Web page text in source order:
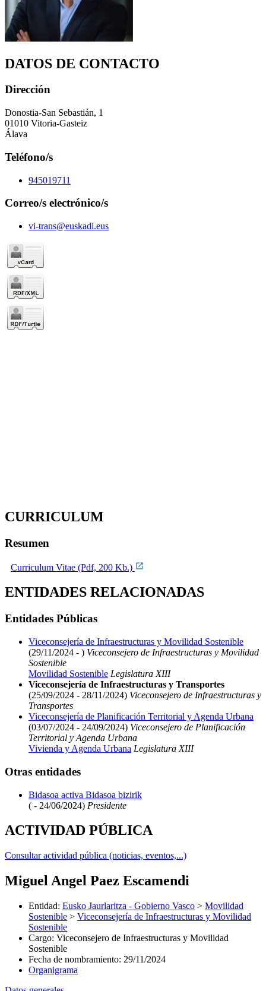
DATOS DE CONTACTO
Dirección
Donostia-San Sebastián, 1
01010 Vitoria-Gasteiz
Álava
Teléfono/s
945019711
Correo/s electrónico/s
vi-trans@euskadi.eus
CURRICULUM
Resumen
Curriculum Vitae (Pdf, 200 Kb.)
ENTIDADES RELACIONADAS
Entidades Públicas
Viceconsejería de Infraestructuras y Movilidad Sostenible
(29/11/2024 - ) Viceconsejero de Infraestructuras y Movilidad
Sostenible
Movilidad Sostenible Legislatura XIII
Viceconsejería de Infraestructuras y Transportes
(25/09/2024 - 28/11/2024) Viceconsejero de Infraestructuras y
Transportes
Viceconsejería de Planificación Territorial y Agenda Urbana
(03/07/2024 - 24/09/2024) Viceconsejero de Planificación
Territorial y Agenda Urbana
Vivienda y Agenda Urbana Legislatura XIII
Otras entidades
Bidasoa activa Bidasoa bizirik
( - 24/06/2024) Presidente
ACTIVIDAD PÚBLICA
Consultar actividad pública (noticias, eventos,...)
Miguel Angel Paez Escamendi
Entidad: Eusko Jaurlaritza - Gobierno Vasco > Movilidad
Sostenible > Viceconsejería de Infraestructuras y Movilidad
Sostenible
Cargo: Viceconsejero de Infraestructuras y Movilidad
Sostenible
Fecha de nombramiento: 29/11/2024
Organigrama